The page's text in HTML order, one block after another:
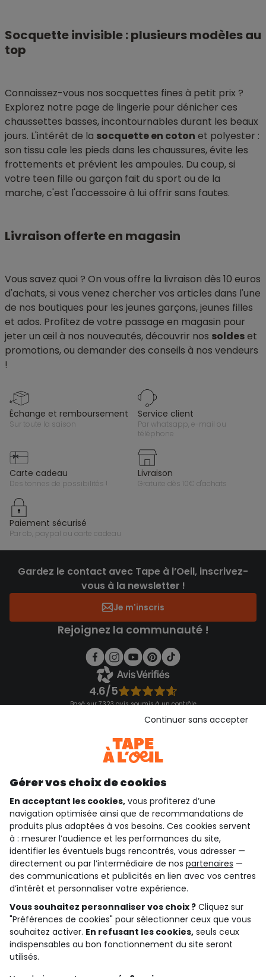
Socquette invisible : plusieurs modèles au
top
Connaissez-vous nos socquettes fines à petit prix ?
Explorez notre page de lingerie pour dénicher ces
chaussettes basses, incontournables durant les beaux
jours. L'intérêt de la socquette en coton et polyester :
son tissu cale les pieds dans les chaussures, évite les
frottements et prévient les ampoules. Du coup, si
votre teen fille ou garçon fait du sport ou de la
marche, c'est l'accessoire à lui offrir sans fautes.
Livraison offerte en magasin
Vous savez quoi ? On vous offre la livraison dès 10 euros
d'achats, si vous venez chercher vos articles dans l'une
de nos boutiques pour les jeunes garçons, jeunes filles
et ados. Profitez de votre passage en magasin pour
jeter un œil à nos nouveautés, découvrir nos soldeset
promotions, ou demander des conseils à nos vendeurs
!
échange et remboursement
sur toute la saison
service client
par whatsapp, e-mail ou
téléphone
carte cadeau
des tonnes de possibilités !
livraison
gratuite dès 10€ d'achats
paiement sécurisé
par cb, paypal ou carte cadeau
Gardez le contact avec Tape à l’Oeil, inscrivez-
vous à la newsletter !
Je m'inscris
Rejoignez la communauté !
4.6/5
Basé sur 7 323 avis soumis à un contrôle
Consulter les CGU
qui sommes-nous ?
besoin d'aide ?
le club fidélité
notre catalogue
Conditions générales de ventes et d'utilisation
Conditions d’utilisation des réseaux sociaux
Politique de confidentialité
Gérer vos choix de cookies
En acceptant les cookies, vous profiterez d’une
navigation optimisée ainsi que de recommandations de
produits plus adaptées à vos besoins. Ces cookies servent
à : mesurer l’audience et les performances du site,
identifier les éventuels bugs rencontrés, vous adresser —
directement ou par l’intermédiaire de nos partenaires —
des communications et publicités en lien avec vos centres
d’intérêt et personnaliser votre expérience.
Vous souhaitez personnaliser vos choix ? Cliquez sur
"Préférences de cookies" pour sélectionner ceux que vous
souhaitez activer. En refusant les cookies, seuls ceux
indispensables au bon fonctionnement du site seront
utilisés.
Continuer sans accepter